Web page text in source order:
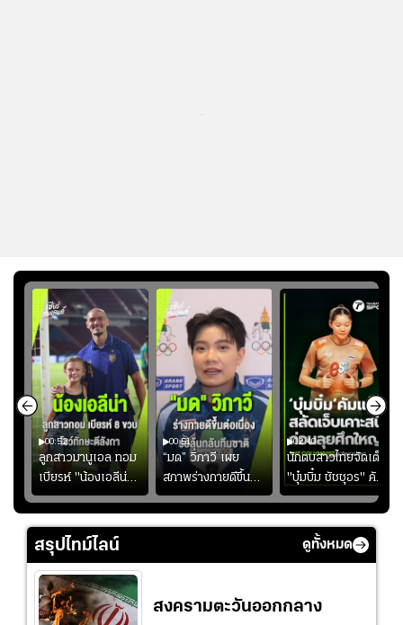
00:52
ลูกสาวมานูเอล ทอม
เบียรห์ "น้องเอลีน่า"
วัย 8 ขวบ โชว์ตี
ลังกาสุดพริ้ว
00:51
“มด” วิภาวี เผย
สภาพร่างกายดีขึ้น
อย่างต่อเนื่อง พร้อม
พยายามลงสนามให้
02:40
นักตบสาวไทยจัดเต็ม
"บุ๋มบิ๋ม ชัชชุอร" คัม
แบ็ก ศึก" SEA V
CUP 2026" เลก
สอง!!
สรุปไทม์ไลน์ ดูทั้งหมด
สงครามตะวันออกกลาง